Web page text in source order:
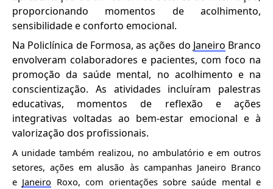
proporcionando momentos de acolhimento,
sensibilidade e conforto emocional.
Na Policlínica de Formosa, as ações do Janeiro Branco
envolveram colaboradores e pacientes, com foco na
promoção da saúde mental, no acolhimento e na
conscientização. As atividades incluíram palestras
educativas, momentos de reflexão e ações
integrativas voltadas ao bem-estar emocional e à
valorização dos profissionais.
A unidade também realizou, no ambulatório e em outros
setores, ações em alusão às campanhas Janeiro Branco
e Janeiro Roxo, com orientações sobre saúde mental e